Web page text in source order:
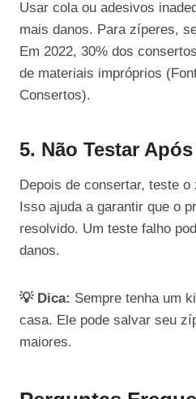
Usar cola ou adesivos
mais danos. Para zíperes,
Em 2022, 30% dos
de materiais impróprios
Consertos).
5. Não Testar
Depois de consertar, teste
Isso ajuda a garantir que o
resolvido. Um teste falho
danos.
💡 Dica: Sempre tenha um
casa. Ele pode salvar seu
maiores.